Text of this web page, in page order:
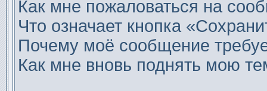
Как мне пожаловаться на
Что означает кнопка
Почему моё сообщение
Как мне вновь поднять мою